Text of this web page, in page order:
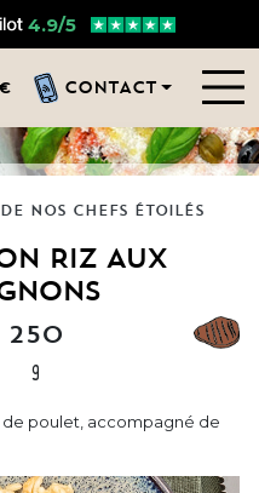
4.9/5
CONTACT
nos chefs étoilés
RIZ AUX
250
g
poulet, accompagné de